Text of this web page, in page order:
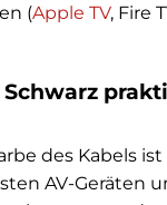
(Apple TV, Fire
Schwarz
des Kabels
AV-Geräten